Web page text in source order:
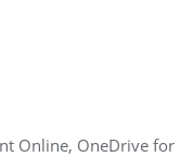
Online, OneDrive for